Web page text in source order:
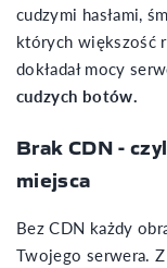
cudzymi hasłami,
których większość
dokładał mocy
cudzych botów.
Brak CDN -
miejsca
Bez CDN każdy
Twojego serwera.